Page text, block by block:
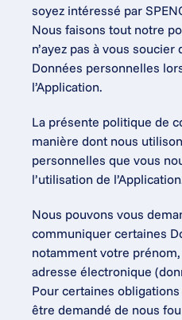
soyez intéressé par
Nous faisons tout notre
n’ayez pas à vous
Données personnelles
l’Application.
La présente politique de
manière dont nous
personnelles que vous
l’utilisation de
Nous pouvons vous
communiquer certaines
notamment votre
adresse électronique
Pour certaines
être demandé de nous